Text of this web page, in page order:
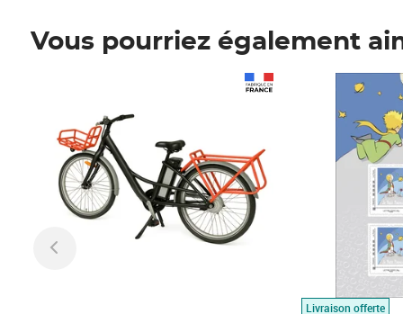
Vous pourriez également
Livraison offerte
Prix 7,50€